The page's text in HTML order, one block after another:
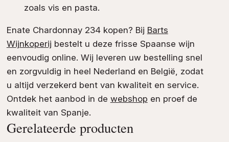
zoals vis en pasta.
Enate Chardonnay 234 kopen? Bij Barts
Wijnkoperij bestelt u deze frisse Spaanse wijn
eenvoudig online. Wij leveren uw bestelling snel
en zorgvuldig in heel Nederland en België, zodat
u altijd verzekerd bent van kwaliteit en service.
Ontdek het aanbod in de webshop en proef de
kwaliteit van Spanje.
Gerelateerde producten